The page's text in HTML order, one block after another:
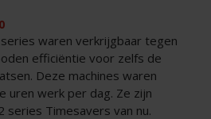
waren verkrijgbaar tegen
efficiëntie voor zelfs de
Deze machines waren
uren werk per dag. Ze zijn
series Timesavers van nu.